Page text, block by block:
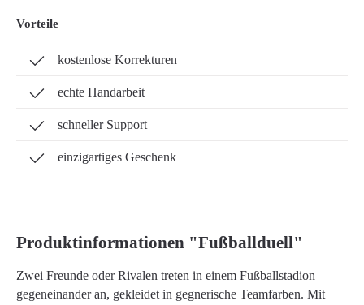
Vorteile
kostenlose Korrekturen
echte Handarbeit
schneller Support
einzigartiges Geschenk
Produktinformationen "Fußballduell"
Zwei Freunde oder Rivalen treten in einem Fußballstadion
gegeneinander an, gekleidet in gegnerische Teamfarben. Mit